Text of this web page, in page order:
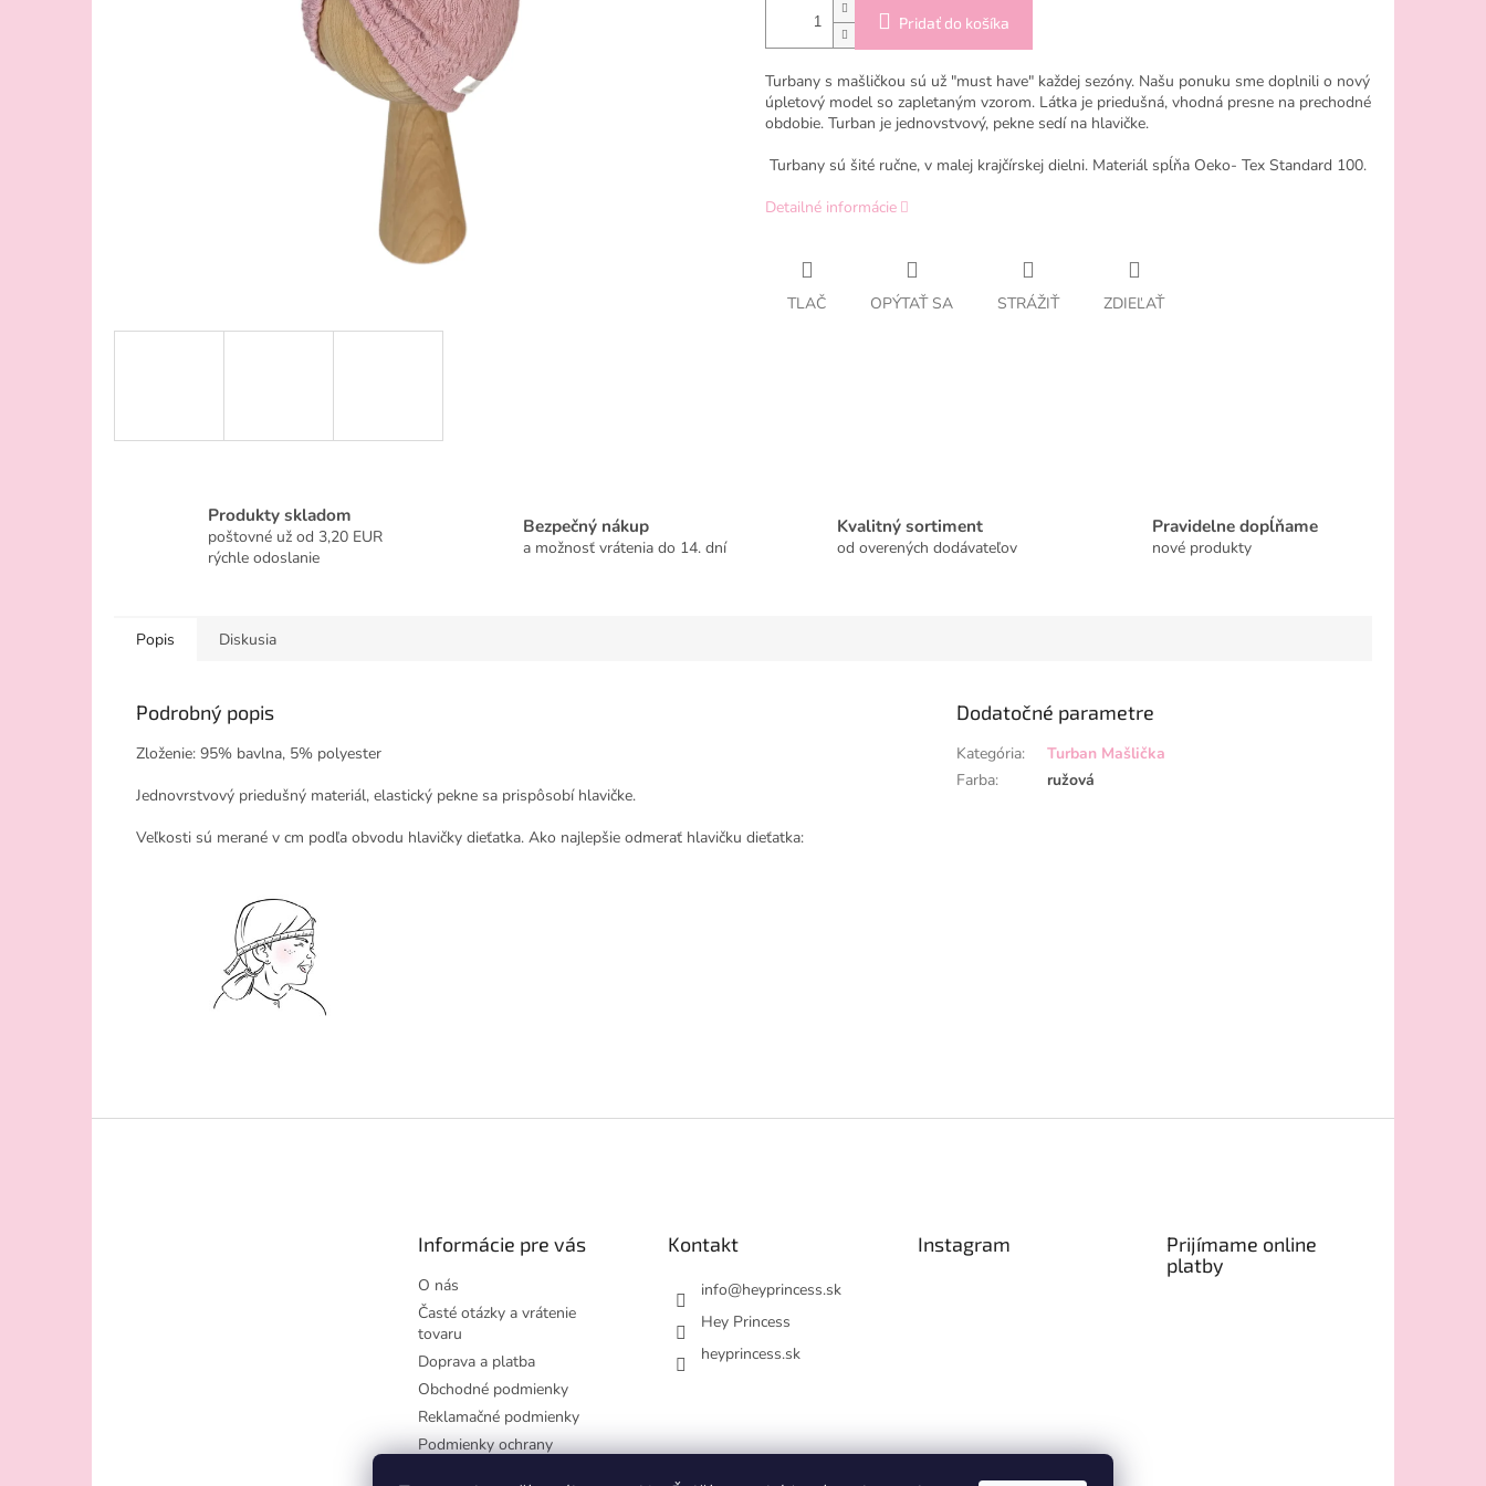
Pridať do košíka
Turbany s mašličkou sú už "must have" každej sezóny. Našu ponuku sme doplnili o nový
úpletový model so zapletaným vzorom. Látka je priedušná, vhodná presne na prechodné
obdobie. Turban je jednovstvový, pekne sedí na hlavičke.
Turbany sú šité ručne, v malej krajčírskej dielni. Materiál spĺňa Oeko- Tex Standard 100.
Detailné informácie
TLAČ OPÝTAŤ SA STRÁŽIŤ ZDIEĽAŤ
Produkty skladom
poštovné už od 3,20 EUR
rýchle odoslanie
Bezpečný nákup
a možnosť vrátenia do 14. dní
Kvalitný sortiment
od overených dodávateľov
Pravidelne dopĺňame
nové produkty
Popis Diskusia
Podrobný popis
Zloženie: 95% bavlna, 5% polyester
Jednovrstvový priedušný materiál, elastický pekne sa prispôsobí hlavičke.
Veľkosti sú merané v cm podľa obvodu hlavičky dieťatka. Ako najlepšie odmerať hlavičku dieťatka:
Dodatočné parametre
Kategória:
Turban Mašlička
Farba: ružová
Informácie pre vás
O nás
Časté otázky a vrátenie
tovaru
Doprava a platba
Obchodné podmienky
Reklamačné podmienky
Podmienky ochrany
Kontakt
info@heyprincess.sk
Hey Princess
heyprincess.sk
Instagram
Prijímame online
platby